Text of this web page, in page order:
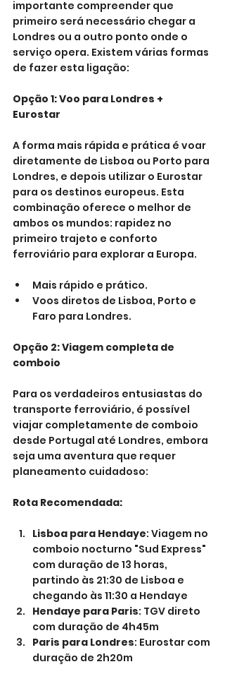
importante compreender que
primeiro será necessário chegar a
Londres ou a outro ponto onde o
serviço opera. Existem várias formas
de fazer esta ligação:
Opção 1: Voo para Londres +
Eurostar
A forma mais rápida e prática é voar
diretamente de Lisboa ou Porto para
Londres, e depois utilizar o Eurostar
para os destinos europeus. Esta
combinação oferece o melhor de
ambos os mundos: rapidez no
primeiro trajeto e conforto
ferroviário para explorar a Europa.
Mais rápido e prático.
Voos diretos de Lisboa, Porto e
Faro para Londres.
Opção 2: Viagem completa de
comboio
Para os verdadeiros entusiastas do
transporte ferroviário, é possível
viajar completamente de comboio
desde Portugal até Londres, embora
seja uma aventura que requer
planeamento cuidadoso:
Rota Recomendada:
Lisboa para Hendaye: Viagem no
comboio nocturno "Sud Express"
com duração de 13 horas,
partindo às 21:30 de Lisboa e
chegando às 11:30 a Hendaye
Hendaye para Paris: TGV direto
com duração de 4h45m
Paris para Londres: Eurostar com
duração de 2h20m